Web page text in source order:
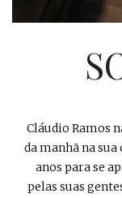
Cláudio Ramos
da manhã na sua
anos para se
pelas suas